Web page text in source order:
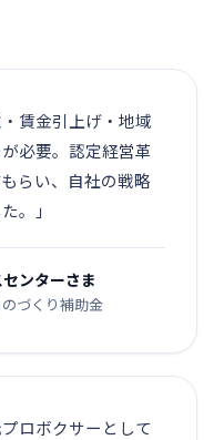
賃金引上げ・地域
必要。認定経営革
らい、自社の戦略
。」
ンターさま
づくり補助金
ロボクサーとして